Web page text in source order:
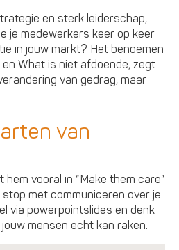
en sterk leiderschap,
je medewerkers keer op keer
in jouw markt? Het benoemen
en What is niet afdoende, zegt
van gedrag, maar
van
vooral in “Make them care”
stop met communiceren over je
via powerpointslides en denk
mensen echt kan raken.